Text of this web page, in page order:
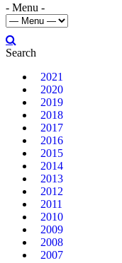
- Menu -
Search
2021
2020
2019
2018
2017
2016
2015
2014
2013
2012
2011
2010
2009
2008
2007